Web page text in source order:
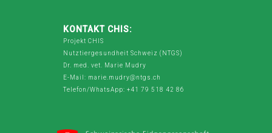
KONTAKT CHIS:
Projekt CHIS
Nutztiergesundheit Schweiz (NTGS)
Dr. med. vet. Marie Mudry
E-Mail: marie.mudry@ntgs.ch
Telefon/WhatsApp: +41 79 518 42 86